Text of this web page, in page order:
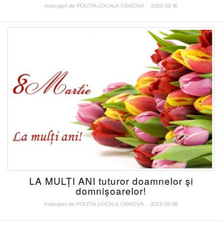
Adaugat de POLITIA LOCALA CRAIOVA
POSTATA
2023-03-16
LA MULȚI ANI tuturor doamnelor şi
domnişoarelor!
Adaugat de POLITIA LOCALA CRAIOVA
POSTATA
2023-03-08